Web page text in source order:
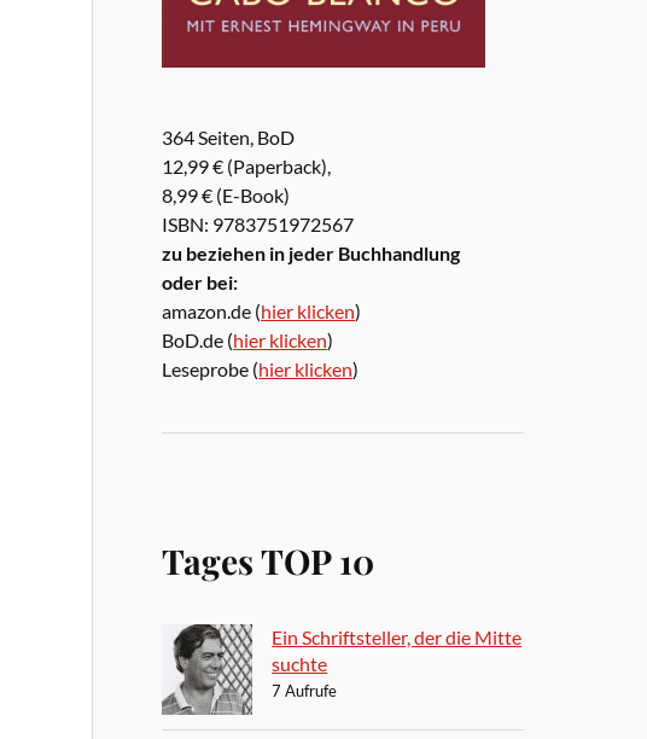
364 Seiten, BoD
12,99 € (Paperback),
8,99 € (E-Book)
ISBN: 9783751972567
zu beziehen in jeder Buchhandlung
oder bei:
amazon.de (hier klicken)
BoD.de (hier klicken)
Leseprobe (hier klicken)
Tages TOP 10
Ein Schriftsteller, der die Mitte
suchte
7 Aufrufe